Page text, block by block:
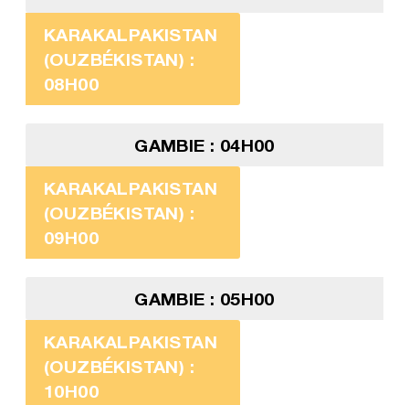
KARAKALPAKISTAN
(OUZBÉKISTAN) :
08H00
GAMBIE : 04H00
KARAKALPAKISTAN
(OUZBÉKISTAN) :
09H00
GAMBIE : 05H00
KARAKALPAKISTAN
(OUZBÉKISTAN) :
10H00